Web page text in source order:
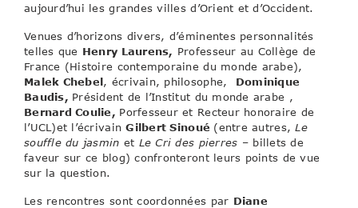
aujourd’hui les grandes villes d’Orient et d’Occident.
Venues d’horizons divers, d’éminentes personnalités
telles que Henry Laurens, Professeur au Collège de
France (Histoire contemporaine du monde arabe),
Malek Chebel, écrivain, philosophe, Dominique
Baudis, Président de l’Institut du monde arabe ,
Bernard Coulie, Porfesseur et Recteur honoraire de
l’UCL)et l’écrivainGilbert Sinoué (entre autres,Le
souffle du jasmin et Le Cri des pierres – billets de
faveur sur ce blog) confronteront leurs points de vue
sur la question.
Les rencontres sont coordonnées par Diane